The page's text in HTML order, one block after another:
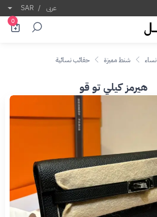
عربى /
SAR
0
نساء شنط مميزة حقائب نسائية
هيرمز كيلي تو قو